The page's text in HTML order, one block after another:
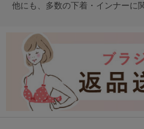
他にも、多数の下着・インナーに